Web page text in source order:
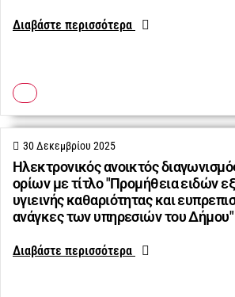
Διαβάστε περισσότερα
Ηλεκτρονικός ανοικτός
ορίων με τίτλο "Προμήθεια ειδών
υγιεινής καθαριότητας και
ανάγκες των υπηρεσιών του Δήμου"
30 Δεκεμβρίου 2025
Διαβάστε περισσότερα